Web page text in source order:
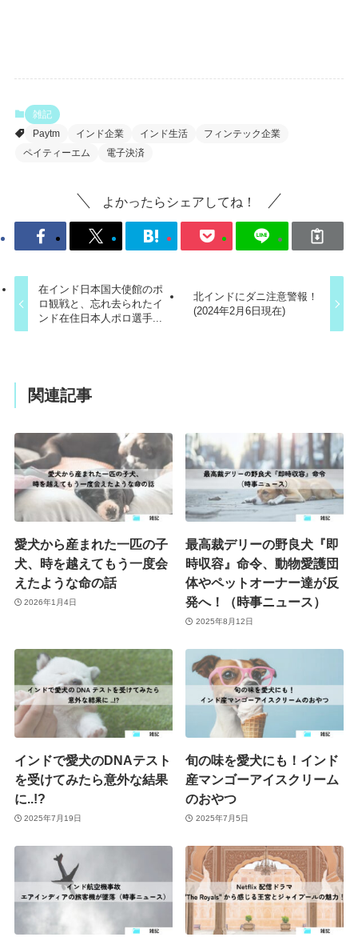
雑記
Paytm
インド企業 インド生活
フィンテック企業
ペイティーエム
電子決済
よかったらシェアしてね！
在インド日本国大使館のポ
ロ観戦と、忘れ去られたイ
ンド在住日本人ポロ選手...
北インドにダニ注意警報！
(2024年2月6日現在)
関連記事
愛犬から産まれた一匹の子
犬、時を越えてもう一度会
えたような命の話
2026年1月4日
最高裁デリーの野良犬『即
時収容』命令、動物愛護団
体やペットオーナー達が反
発へ！（時事ニュース）
2025年8月12日
インドで愛犬のDNAテスト
を受けてみたら意外な結果
に..!?
2025年7月19日
旬の味を愛犬にも！インド
産マンゴーアイスクリーム
のおやつ
2025年7月5日